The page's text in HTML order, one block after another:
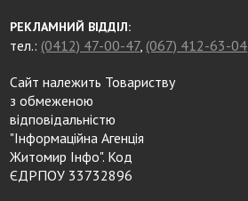
РЕКЛАМНИЙ ВІДДІЛ:
тел.: (0412) 47-00-47, (067) 412-63-04
Сайт належить Товариству
з обмеженою
відповідальністю
"Інформаційна Агенція
Житомир Інфо". Код
ЄДРПОУ 33732896